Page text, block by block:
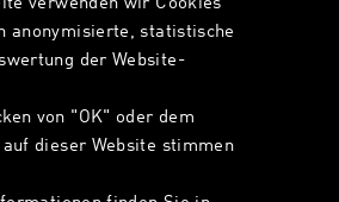
verwenden wir Cookies
anonymisierte, statistische
der Website-
von "OK" oder dem
dieser Website stimmen